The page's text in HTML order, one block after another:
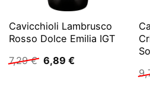
Cavicchioli Lambrusco
Rosso Dolce Emilia IGT
7,29€ Ursprünglicher
Preis
6,89 €Aktueller